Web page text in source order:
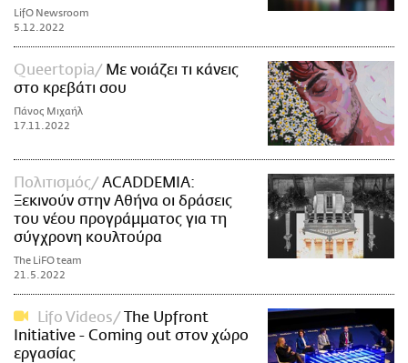
LifO Newsroom
5.12.2022
Queertopia
Με νοιάζει τι κάνεις
στο κρεβάτι σου
Πάνος Μιχαήλ
17.11.2022
Πολιτισμός
ACADDEMIA:
Ξεκινούν στην Αθήνα οι δράσεις
του νέου προγράμματος για τη
σύγχρονη κουλτούρα
The LiFO team
21.5.2022
Lifo Videos
Τhe Upfront
Initiative - Coming out στον χώρο
εργασίας